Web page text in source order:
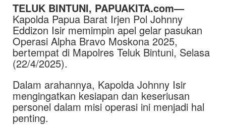
TELUK BINTUNI, PAPUAKITA.com—
Kapolda Papua Barat Irjen Pol Johnny
Eddizon Isir memimpin apel gelar pasukan
Operasi Alpha Bravo Moskona 2025,
bertempat di Mapolres Teluk Bintuni, Selasa
(22/4/2025).
Dalam arahannya, Kapolda Johnny Isir
mengingatkan kesiapan dan keseriusan
personel dalam misi operasi ini menjadi hal
penting.